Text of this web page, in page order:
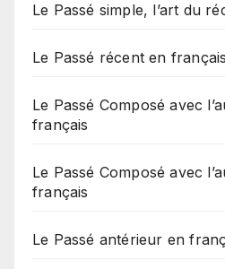
Le Passé simple, l’art du
Le Passé récent en français
Le Passé Composé avec
français
Le Passé Composé avec
français
Le Passé antérieur en